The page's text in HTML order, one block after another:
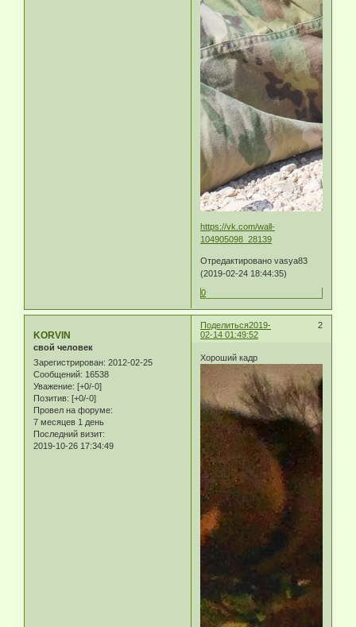
https://vk.com/wall-
104905098_28139
Отредактировано vasya83
(2019-02-24 18:44:35)
0
Поделиться 2
2019-
02-14 01:49:52
KORVIN
свой человек
Зарегистрирован: 2012-02-25
Сообщений: 16538
Уважение: [+0/-0]
Позитив: [+0/-0]
Провел на форуме:
7 месяцев 1 день
Последний визит:
2019-10-26 17:34:49
Хороший кадр